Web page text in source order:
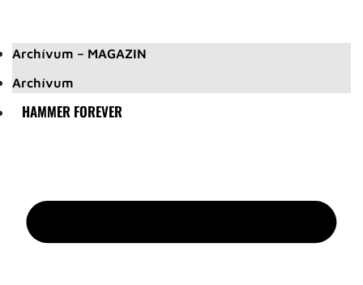
Archívum – MAGAZIN
Archívum
HAMMER FOREVER